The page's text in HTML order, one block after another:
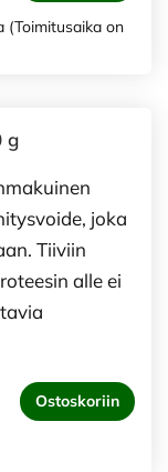
(Toimitusaika on
g
joka
Tiiviin
alle ei
Ostoskoriin